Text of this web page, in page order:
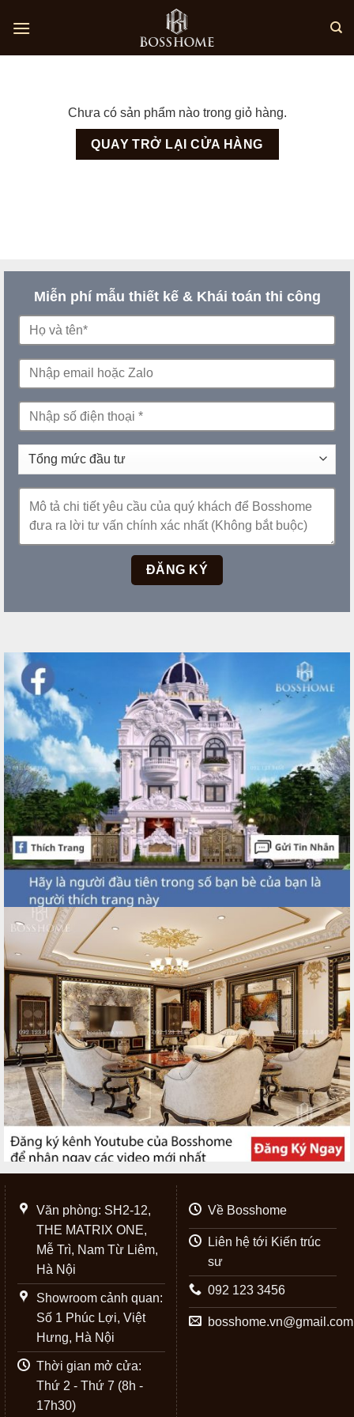
Chưa có sản phẩm nào trong giỏ hàng.
QUAY TRỞ LẠI CỬA HÀNG
Miễn phí mẫu thiết kế & Khái toán thi công
Văn phòng: SH2-12,
THE MATRIX ONE,
Mễ Trì, Nam Từ Liêm,
Hà Nội
Showroom cảnh quan:
Số 1 Phúc Lợi, Việt
Hưng, Hà Nội
Thời gian mở cửa:
Thứ 2 - Thứ 7 (8h -
17h30)
Về Bosshome
Liên hệ tới Kiến trúc
sư
092 123 3456
bosshome.vn@gmail.com